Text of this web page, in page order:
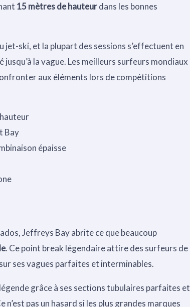
15 mètres de hauteurdans les bonnes
jet-ski, et la plupart des sessions s’effectuent en
la vague. Les meilleurs surfeurs mondiaux
aux éléments lors de compétitions
Bay
épaisse
Jeffreys Bay abrite ce que beaucoup
. Ce point break légendaire attire des surfeurs de
ses vagues parfaites et interminables.
grâce à ses sections tubulaires parfaites et
n’est pas un hasard si les plus grandes marques